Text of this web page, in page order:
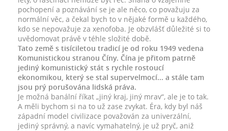
pochopení a poznávání se je ale něco, co považuju za
normální věc, a čekal bych to v nějaké formě u každého,
kdo se nepovažuje za xenofoba. Je obzvlášť důležité si to
uvědomovat právě v téhle složité době.
Tato země s tisíciletou tradicí je od roku 1949 vedena
Komunistickou stranou Číny. Čína je přitom patrně
jediný komunistický stát s rychle rostoucí
ekonomikou, který se stal supervelmocí... a stále tam
jsou prý porušována lidská práva.
Je možná banální říkat „jiný kraj, jiný mrav“, ale je to tak.
A měli bychom si na to už zase zvykat. Éra, kdy byl náš
západní model civilizace považován za univerzální,
jediný správný, a navíc vymahatelný, je už pryč, aniž